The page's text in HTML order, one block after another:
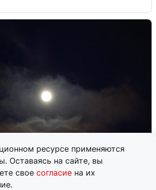
ресурсе применяются
Оставаясь на сайте, вы
свое согласие на их
после сигнала